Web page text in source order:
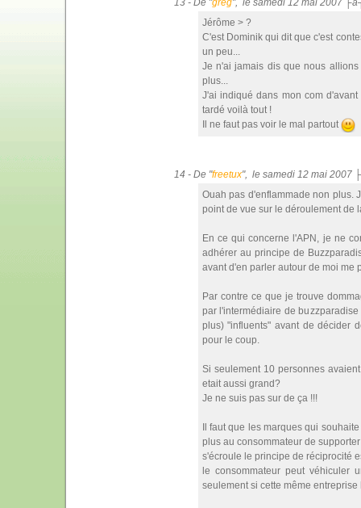
13 - De "greg", le samedi 12 mai 2007
Jérôme > ?
C'est Dominik qui dit que c'est
un peu...
Je n'ai jamais dis que nous
plus...
J'ai indiqué dans mon com
tardé voilà tout !
Il ne faut pas voir le mal partout
14 - De "freetux", le samedi 12 mai 2007
Ouah pas d'enflammade non plus.
point de vue sur le déroulement de
En ce qui concerne l'APN, je ne
adhérer au principe de
avant d'en parler autour de moi me
Par contre ce que je trouve
par l'intermédiaire de
plus) "influents" avant de décider
pour le coup.
Si seulement 10 personnes
etait aussi grand?
Je ne suis pas sur de ça !!!
Il faut que les marques qui
plus au consommateur de
s'écroule le principe de réciprocité
le consommateur peut
seulement si cette même